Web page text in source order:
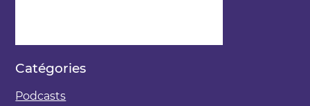
Catégories
Podcasts